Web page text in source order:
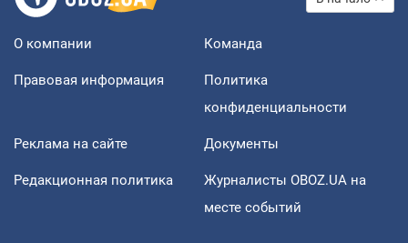
О компании Команда
Правовая информация
Политика
конфиденциальности
Реклама на сайте Документы
Редакционная политика
Журналисты OBOZ.UA на
месте событий